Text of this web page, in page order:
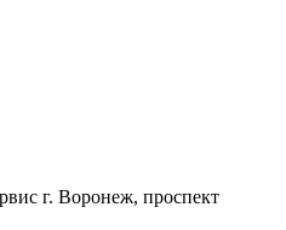
г. Воронеж, проспект